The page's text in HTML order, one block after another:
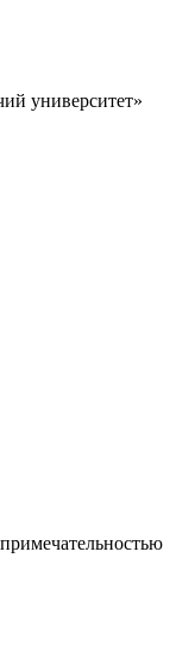
университет»